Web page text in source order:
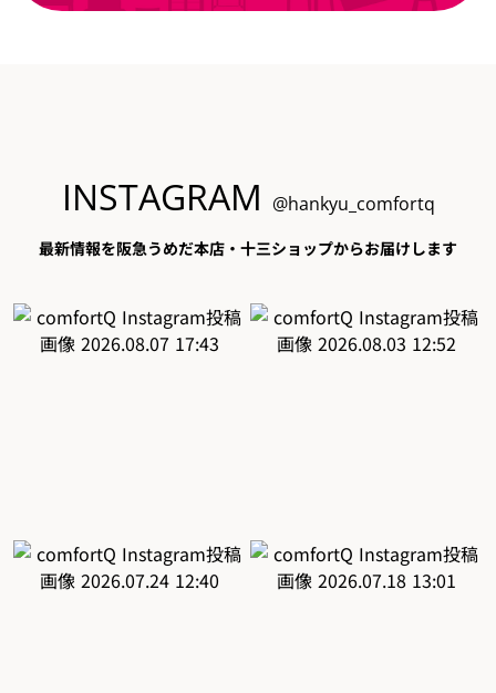
INSTAGRAM @hankyu_comfortq
最新情報を阪急うめだ本店・十三ショップからお届けします